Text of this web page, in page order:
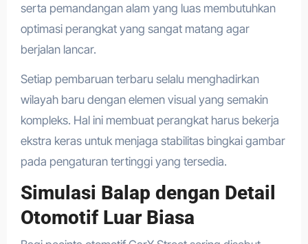
serta pemandangan alam yang luas membutuhkan
optimasi perangkat yang sangat matang agar
berjalan lancar.
Setiap pembaruan terbaru selalu menghadirkan
wilayah baru dengan elemen visual yang semakin
kompleks. Hal ini membuat perangkat harus bekerja
ekstra keras untuk menjaga stabilitas bingkai gambar
pada pengaturan tertinggi yang tersedia.
Simulasi Balap dengan Detail
Otomotif Luar Biasa